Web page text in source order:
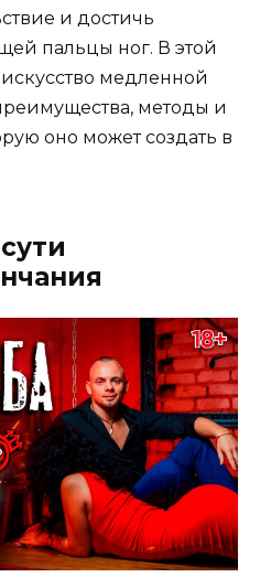
и достичь
пальцы ног. В этой
медленной
методы и
оно может создать в